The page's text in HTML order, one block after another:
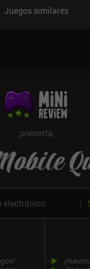
hasta el
de nuestras unidades
se monetiza a
incentivados para
jugadores de pago
con la jugabilidad
Juegos similares
presenta,